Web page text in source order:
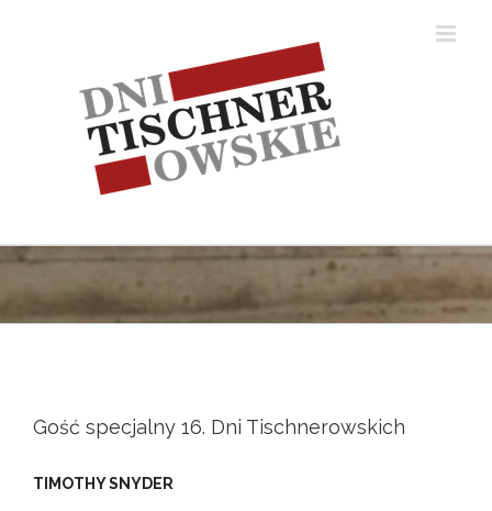
Gość specjalny 16. Dni Tischnerowskich
TIMOTHY SNYDER